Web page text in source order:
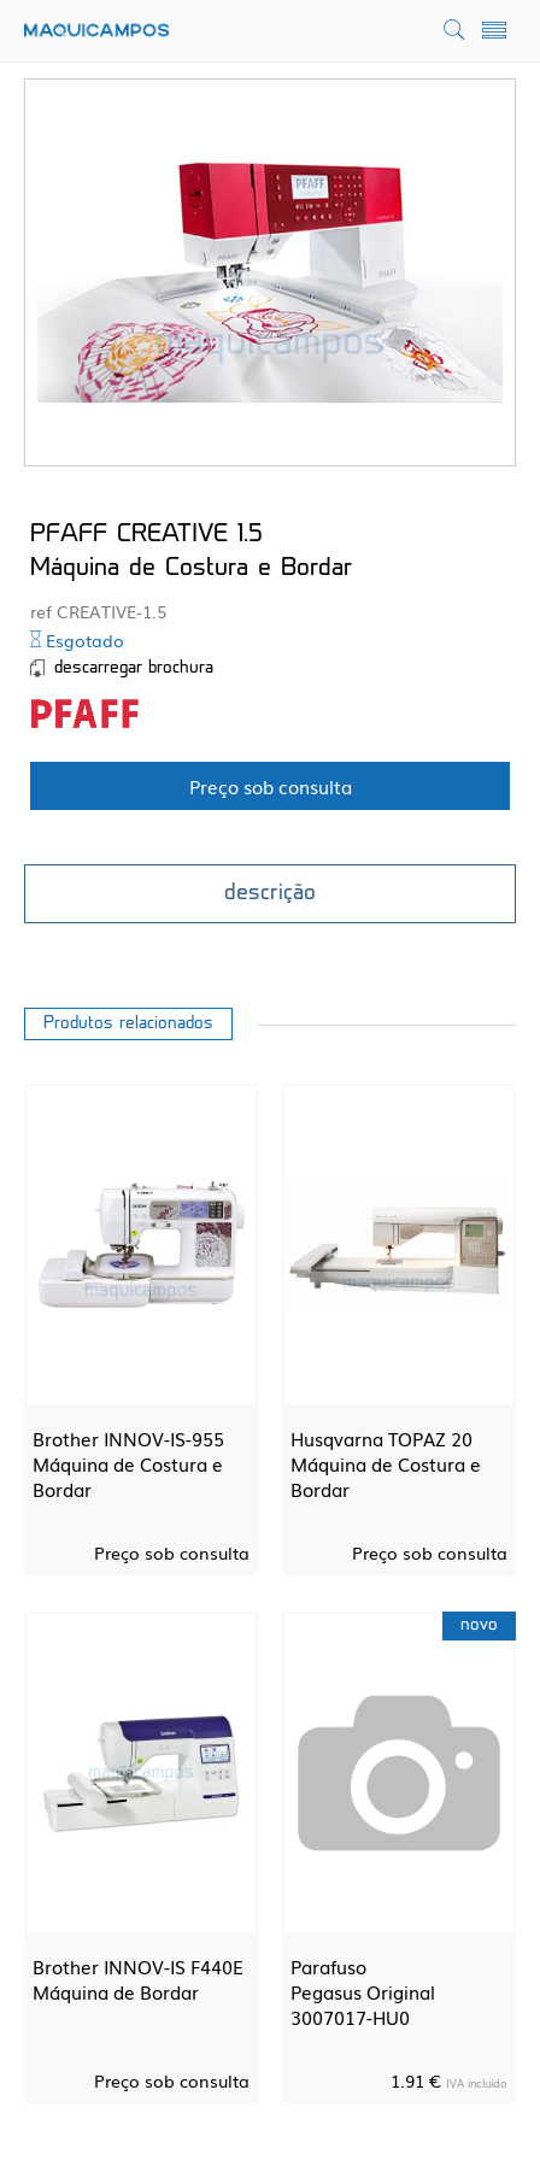
PFAFF CREATIVE 1.5
Máquina de Costura e Bordar
ref CREATIVE-1.5
Esgotado
descarregar brochura
Preço sob consulta
descrição
Produtos relacionados
Brother INNOV-IS-955
Máquina de Costura e
Bordar
Preço sob consulta
Husqvarna TOPAZ 20
Máquina de Costura e
Bordar
Preço sob consulta
Brother INNOV-IS F440E
Máquina de Bordar
Preço sob consulta
novo
Parafuso
Pegasus Original
3007017-HU0
1.91 € IVA incluído